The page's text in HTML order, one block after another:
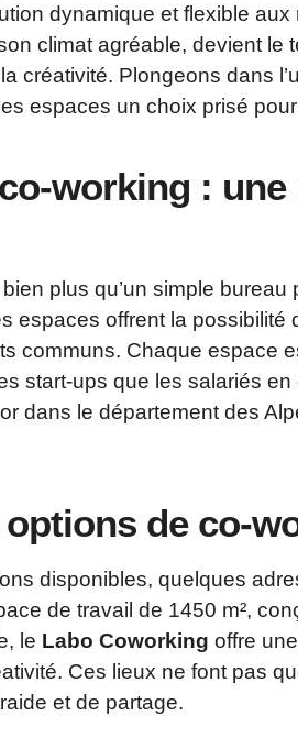
dynamique et flexible
climat agréable, devient le
créativité. Plongeons dans
espaces un choix prisé pour
working :
plus qu’un simple bureau
espaces offrent la
communs. Chaque espace
start-ups que les salariés
dans le département des
de co-
disponibles, quelques
de travail de 1450 m²,
le Labo Coworking offre
Ces lieux ne font pas
et de partage.